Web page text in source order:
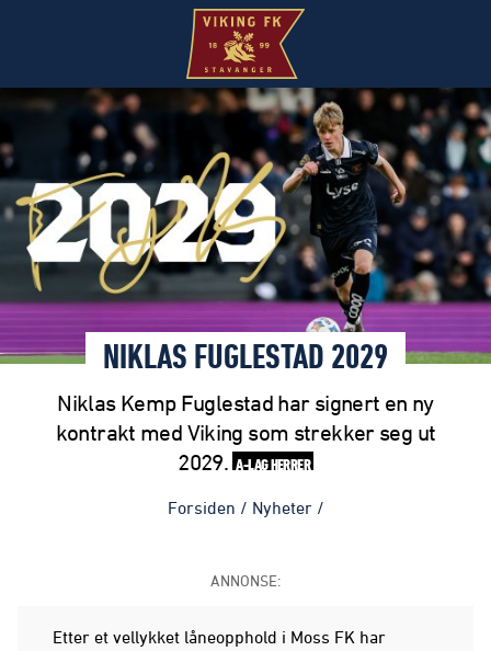
NIKLAS FUGLESTAD 2029
Niklas Kemp Fuglestad har signert en ny
kontrakt med Viking som strekker seg ut
2029. A-LAG HERRER
Forsiden / Nyheter /
ANNONSE:
Etter et vellykket låneopphold i Moss FK har